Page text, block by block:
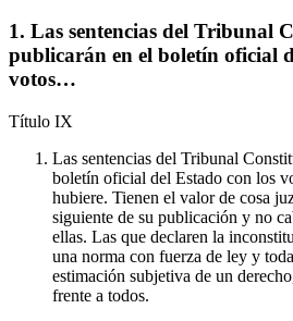
1. Las sentencias del Tribunal
publicarán en el boletín oficial
votos…
Título IX
Las sentencias del Tribunal
boletín oficial del Estado con los
hubiere. Tienen el valor de cosa
siguiente de su publicación y no
ellas. Las que declaren la
una norma con fuerza de ley y
estimación subjetiva de un
frente a todos.